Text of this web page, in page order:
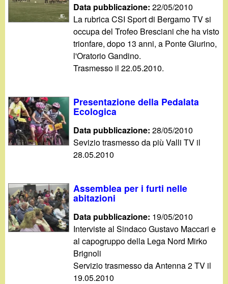
Data pubblicazione:22/05/2010
La rubrica CSI Sport di Bergamo TV si
occupa del Trofeo Bresciani che ha visto
trionfare, dopo 13 anni, a Ponte Giurino,
l'Oratorio Gandino.
Trasmesso il 22.05.2010.
Presentazione della Pedalata
Ecologica
Data pubblicazione:28/05/2010
Sevizio trasmesso da più Valli TV il
28.05.2010
Assemblea per i furti nelle
abitazioni
Data pubblicazione: 19/05/2010
Interviste al Sindaco Gustavo Maccari e
al capogruppo della Lega Nord Mirko
Brignoli
Servizio trasmesso da Antenna 2 TV il
19.05.2010